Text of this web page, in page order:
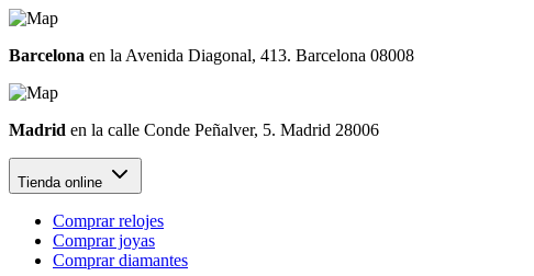
Barcelona en la Avenida Diagonal, 413. Barcelona 08008
Madrid en la calle Conde Peñalver, 5. Madrid 28006
Tienda online
Comprar relojes
Comprar joyas
Comprar diamantes